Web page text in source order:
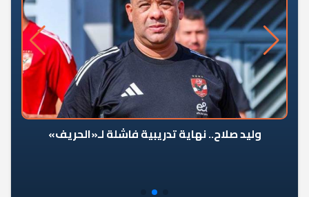
وليد صلاح.. نهاية تدريبية فاشلة لـ«الحريف»